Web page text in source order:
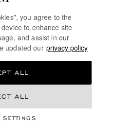
you agree to the
to enhance site
and assist in our
updated our privacy policy
SETTINGS
ALL
ALL